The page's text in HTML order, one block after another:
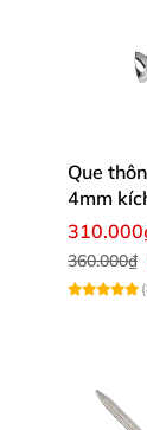
Que
4mm
360.000₫